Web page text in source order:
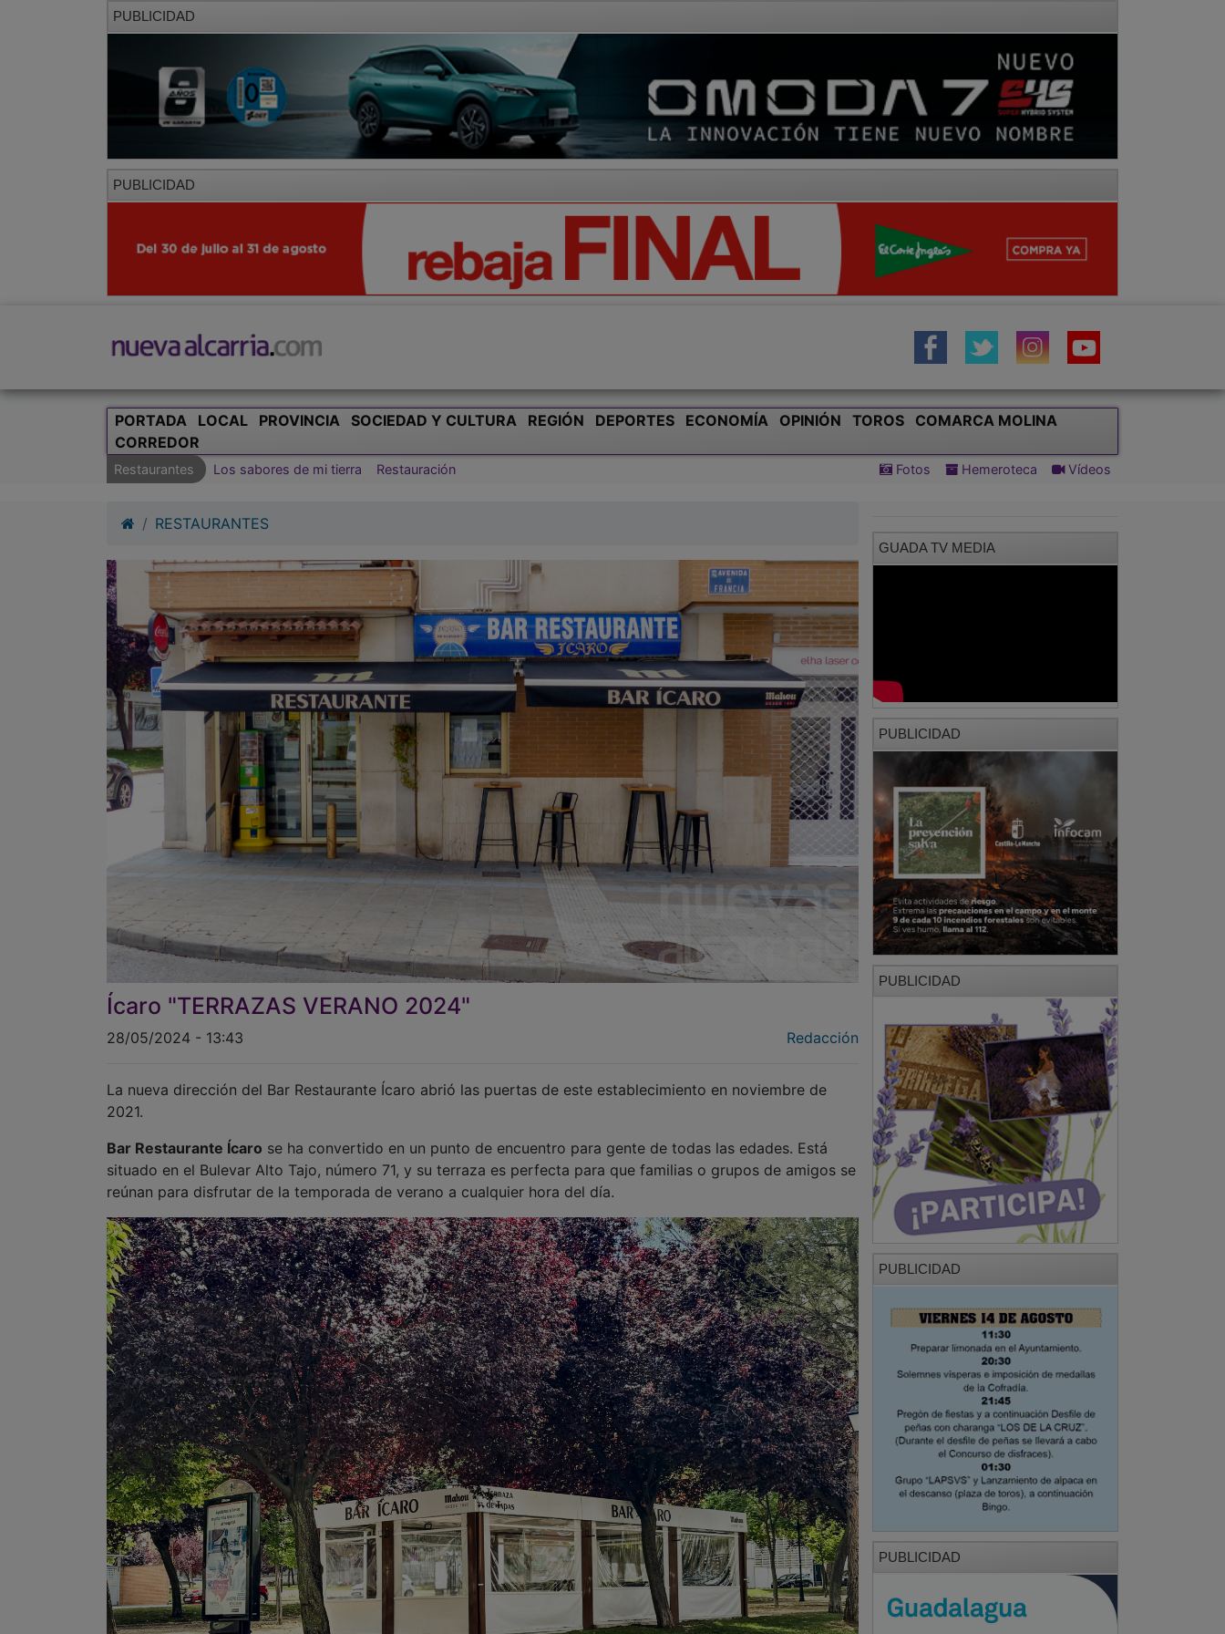
PUBLICIDAD
PUBLICIDAD
PORTADA LOCAL PROVINCIA SOCIEDAD Y CULTURA REGIÓN DEPORTES ECONOMÍA OPINIÓN TOROS
COMARCA MOLINA
CORREDOR
Restaurantes Los sabores de mi tierra Restauración Fotos Hemeroteca Vídeos
RESTAURANTES
Ícaro "TERRAZAS VERANO 2024"
28/05/2024 - 13:43 Redacción
La nueva dirección del Bar Restaurante Ícaro abrió las puertas de este establecimiento en noviembre de
2021.
Bar Restaurante Ícaro se ha convertido en un punto de encuentro para gente de todas las edades. Está
situado en el Bulevar Alto Tajo, número 71, y su terraza es perfecta para que familias o grupos de amigos se
reúnan para disfrutar de la temporada de verano a cualquier hora del día.
GUADA TV MEDIA
PUBLICIDAD
PUBLICIDAD
PUBLICIDAD
PUBLICIDAD